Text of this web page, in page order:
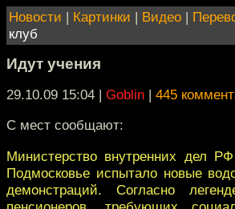
Новости | Картинки | Видео |
клуб
Идут учения
29.10.09 15:04 | Goblin | 445
С мест сообщают:
Министерство внутренних дел
Подмосковье испытало новые
демонстраций. Согласно